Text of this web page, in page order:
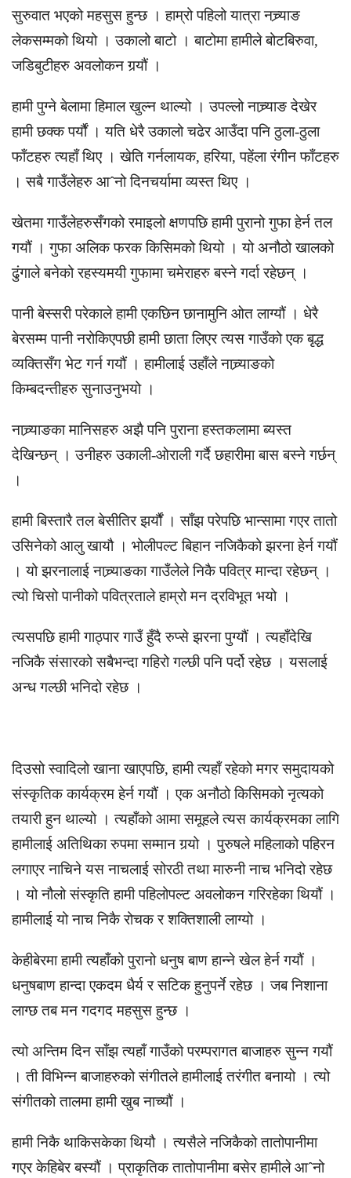
सुरुवात भएको महसुस हुन्छ । हाम्रो पहिलो यात्रा नच्र्याङ
लेकसम्मको थियो । उकालो बाटो । बाटोमा हामीले बोटबिरुवा,
जडिबुटीहरु अवलोकन गर्‍यौं ।
हामी पुग्ने बेलामा हिमाल खुल्न थाल्यो । उपल्लो नाच्र्याङ देखेर
हामी छक्क पर्यौं । यति धेरै उकालो चढेर आउँदा पनि ठुला-ठुला
फाँटहरु त्यहाँ थिए । खेति गर्नलायक, हरिया, पहेंला रंगीन फाँटहरु
। सबै गाउँलेहरु आˆनो दिनचर्यामा व्यस्त थिए ।
खेतमा गाउँलेहरुसँगको रमाइलो क्षणपछि हामी पुरानो गुफा हेर्न तल
गयौं । गुफा अलिक फरक किसिमको थियो । यो अनौठो खालको
ढुंगाले बनेको रहस्यमयी गुफामा चमेराहरु बस्ने गर्दा रहेछन् ।
पानी बेस्सरी परेकाले हामी एकछिन छानामुनि ओत लाग्यौं । धेरै
बेरसम्म पानी नरोकिएपछी हामी छाता लिएर त्यस गाउँको एक बृद्ध
व्यक्तिसँग भेट गर्न गयौं । हामीलाई उहाँले नाच्र्याङको
किम्बदन्तीहरु सुनाउनुभयो ।
नाच्र्याङका मानिसहरु अझै पनि पुराना हस्तकलामा ब्यस्त
देखिन्छन् । उनीहरु उकाली-ओराली गर्दै छहारीमा बास बस्ने गर्छन्
।
हामी बिस्तारै तल बेसीतिर झर्यौं । साँझ परेपछि भान्सामा गएर तातो
उसिनेको आलु खायौ । भोलीपल्ट बिहान नजिकैको झरना हेर्न गयौं
। यो झरनालाई नाच्र्याङका गाउँलेले निकै पवित्र मान्दा रहेछन् ।
त्यो चिसो पानीको पवित्रताले हाम्रो मन द्रविभूत भयो ।
त्यसपछि हामी गाठ्पार गाउँ हुँदै रुप्से झरना पुग्यौं । त्यहाँदेखि
नजिकै संसारको सबैभन्दा गहिरो गल्छी पनि पर्दो रहेछ । यसलाई
अन्ध गल्छी भनिदो रहेछ ।
दिउसो स्वादिलो खाना खाएपछि, हामी त्यहाँ रहेको मगर समुदायको
संस्कृतिक कार्यक्रम हेर्न गयौं । एक अनौठो किसिमको नृत्यको
तयारी हुन थाल्यो । त्यहाँको आमा समूहले त्यस कार्यक्रमका लागि
हामीलाई अतिथिका रुपमा सम्मान गर्‍यो । पुरुषले महिलाको पहिरन
लगाएर नाचिने यस नाचलाई सोरठी तथा मारुनी नाच भनिदो रहेछ
। यो नौलो संस्कृति हामी पहिलोपल्ट अवलोकन गरिरहेका थियौं ।
हामीलाई यो नाच निकै रोचक र शक्तिशाली लाग्यो ।
केहीबेरमा हामी त्यहाँको पुरानो धनुष बाण हान्ने खेल हेर्न गयौं ।
धनुषबाण हान्दा एकदम धैर्य र सटिक हुनुपर्ने रहेछ । जब निशाना
लाग्छ तब मन गदगद महसुस हुन्छ ।
त्यो अन्तिम दिन साँझ त्यहाँ गाउँको परम्परागत बाजाहरु सुन्न गयौं
। ती विभिन्न बाजाहरुको संगीतले हामीलाई तरंगीत बनायो । त्यो
संगीतको तालमा हामी खुब नाच्यौं ।
हामी निकै थाकिसकेका थियौ । त्यसैले नजिकैको तातोपानीमा
गएर केहिबेर बस्यौं । प्राकृतिक तातोपानीमा बसेर हामीले आˆनो